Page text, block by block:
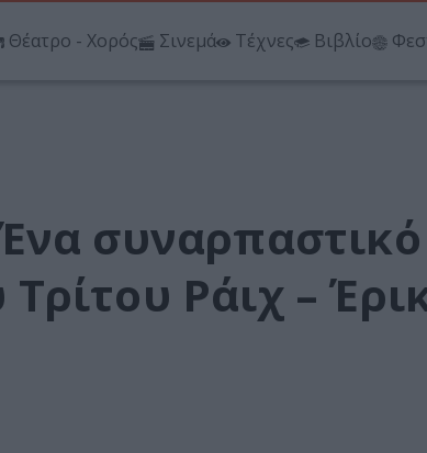
Θέατρο - Χορός Σινεμά Τέχνες Βιβλίο
συναρπαστικό
Ράιχ –